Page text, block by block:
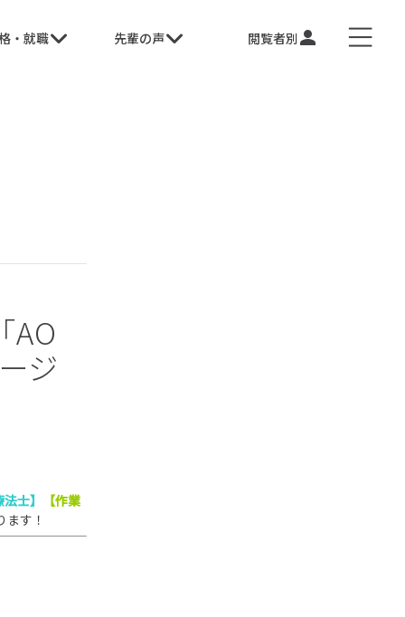
・就職 先輩の声 閲覧者別
AO
ジ
士】
【作業
ます！